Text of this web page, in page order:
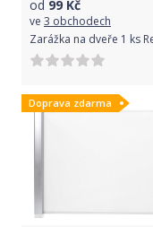
od 99 Kč
ve 3 obchodech
Doprava zdarma